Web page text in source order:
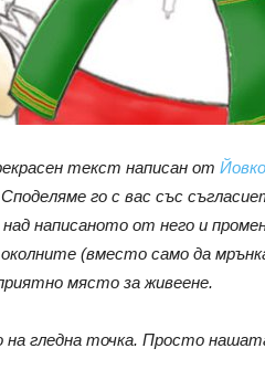
на
живот
текст написан от
го с вас със
написаното от него и
(вместо само да
място за живеене.
на гледна точка. Просто